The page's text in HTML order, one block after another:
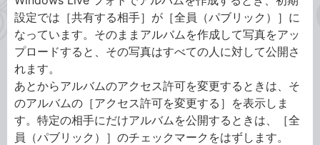
設定では［共有する相手］が［全員（パブリック）］に
なっています。そのままアルバムを作成して写真をアッ
プロードすると、その写真はすべての人に対して公開さ
れます。
あとからアルバムのアクセス許可を変更するときは、そ
のアルバムの［アクセス許可を変更する］を表示しま
す。特定の相手にだけアルバムを公開するときは、［全
員（パブリック）］のチェックマークをはずします。